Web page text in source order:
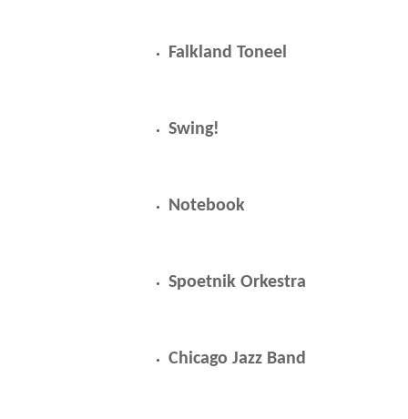
Falkland Toneel
Swing!
Notebook
Spoetnik Orkestra
Chicago Jazz Band